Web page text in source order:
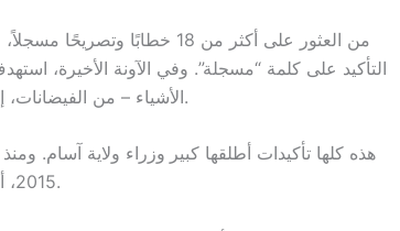
التأكيد على كلمة “مسجلة”. وفي الآونة الأخيرة،
الأشياء – من الفيضانات، إلى ارتفاع أسعار الخضروات وحتى وجود اليوريا في الأسماك.
هذه كلها تأكيدات أطلقها كبير وزراء ولاية آسام.
2015، أصبحت خطاباته أكثر حدة مع المزيد من السرديات المغرضة.